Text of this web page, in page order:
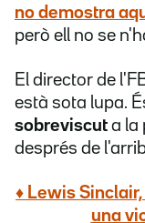
no demostra
però ell no se
El director de
està sota lupa.
sobreviscut a la
després de
♦ Lewis
una